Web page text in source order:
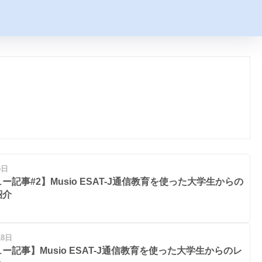
ー記事#2】Musio ESAT-J通信教育を使った大学生からの
介
日
ー記事】Musio ESAT-J通信教育を使った大学生からのレ